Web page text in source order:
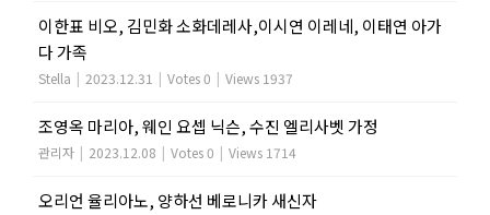
이한표 비오, 김민화 소화데레사,이시연 이레네, 이태연 아가
다 가족
Stella | 2023.12.31 | Votes 0 | Views 1937
조영옥 마리아, 웨인 요셉 닉슨, 수진 엘리사벳 가정
관리자 | 2023.12.08 | Votes 0 | Views 1714
오리언 율리아노, 양하선 베로니카 새신자